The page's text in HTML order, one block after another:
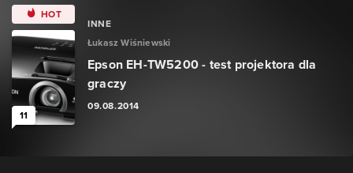
HOT
11
INNE
Łukasz Wiśniewski
Epson EH-TW5200 - test projektora dla
graczy
09.08.2014